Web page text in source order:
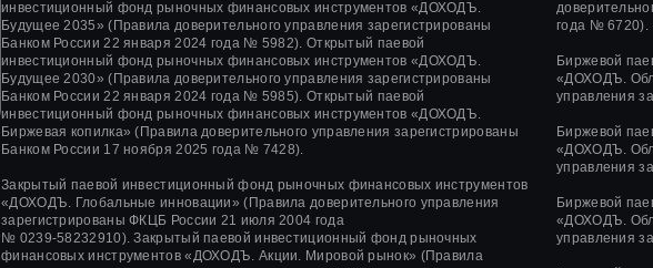
инвестиционный фонд рыночных финансовых инструментов «ДОХОДЪ.
Будущее 2035» (Правила доверительного управления зарегистрированы
Банком России 22 января 2024 года № 5982). Открытый паевой
инвестиционный фонд рыночных финансовых инструментов «ДОХОДЪ.
Будущее 2030» (Правила доверительного управления зарегистрированы
Банком России 22 января 2024 года № 5985). Открытый паевой
инвестиционный фонд рыночных финансовых инструментов «ДОХОДЪ.
Биржевая копилка» (Правила доверительного управления зарегистрированы
Банком России 17 ноября 2025 года № 7428).
Закрытый паевой инвестиционный фонд рыночных финансовых инструментов
«ДОХОДЪ. Глобальные инновации» (Правила доверительного управления
зарегистрированы ФКЦБ России 21 июля 2004 года
№ 0239-58232910). Закрытый паевой инвестиционный фонд рыночных
финансовых инструментов «ДОХОДЪ. Акции. Мировой рынок» (Правила
года № 6720).
Биржевой
«ДОХОДЪ.
управления
Биржевой
«ДОХОДЪ.
управления
Биржевой
«ДОХОДЪ.
управления